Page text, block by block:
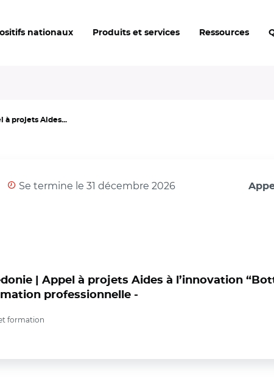
nationaux Produits et services Ressources
à projets Aides...
Se termine le 31 décembre 2026
| Appel à projets Aides à l’innovation
professionnelle -
formation